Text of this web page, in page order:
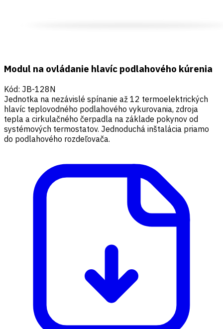
Modul na ovládanie hlavíc podlahového kúrenia
Kód: JB-128N
Jednotka na nezávislé spínanie až 12 termoelektrických
hlavíc teplovodného podlahového vykurovania, zdroja
tepla a cirkulačného čerpadla na základe pokynov od
systémových termostatov. Jednoduchá inštalácia priamo
do podlahového rozdeľovača.